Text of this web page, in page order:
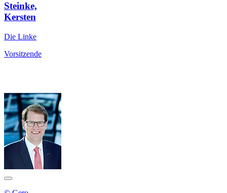
Steinke,
Kersten
Die Linke
Vorsitzende